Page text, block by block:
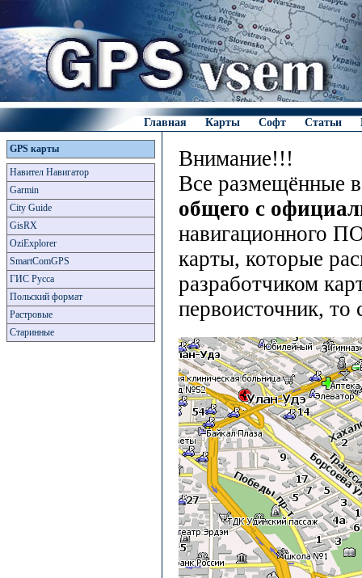
Главная Карты Софт Статьи
GPS карты
Навител Навигатор
Garmin
City Guide
GisRX
OziExplorer
SmartComGPS
ГИС Русса
Польский формат
Растровые
Старинные
Внимание!!!
Все размещённые
общего с
навигационного
карты, которые
разработчиком
первоисточник,